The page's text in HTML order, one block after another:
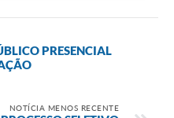
PRESENCIAL
NOTÍCIA MENOS RECENTE